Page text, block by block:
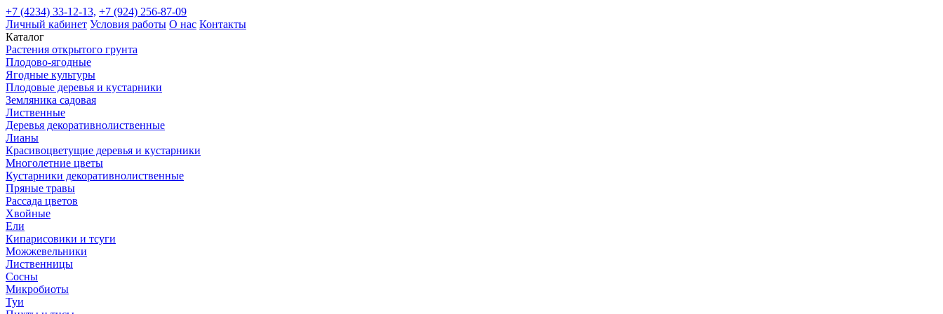
+7 (4234) 33-12-13, +7 (924) 256-87-09
Личный кабинет Условия работы О нас Контакты
Каталог
Растения открытого грунта
Плодово-ягодные
Ягодные культуры
Плодовые деревья и кустарники
Земляника садовая
Лиственные
Деревья декоративнолиственные
Лианы
Красивоцветущие деревья и кустарники
Многолетние цветы
Кустарники декоративнолиственные
Пряные травы
Рассада цветов
Хвойные
Ели
Кипарисовики и тсуги
Можжевельники
Лиственницы
Сосны
Микробиоты
Туи